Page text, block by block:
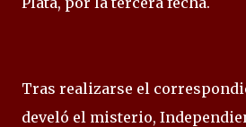
Tras realizarse el
develó el misterio,